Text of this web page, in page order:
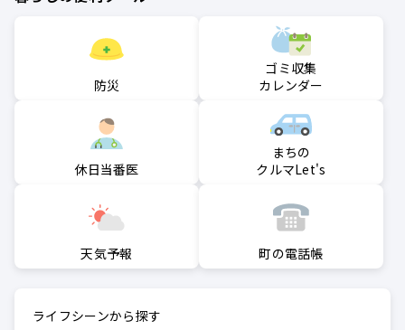
防災
ゴミ収集
カレンダー
休日当番医
まちの
クルマLet's
天気予報 町の電話帳
ライフシーンから探す